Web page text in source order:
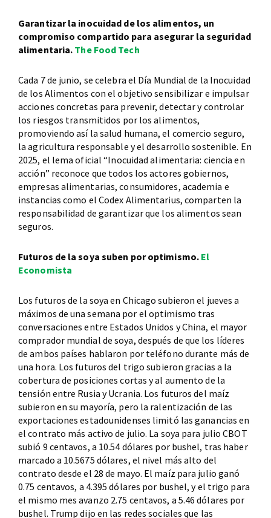
Garantizar la inocuidad de los alimentos, un
compromiso compartido para asegurar la seguridad
alimentaria. The Food Tech
Cada 7 de junio, se celebra el Día Mundial de la Inocuidad
de los Alimentos con el objetivo sensibilizar e impulsar
acciones concretas para prevenir, detectar y controlar
los riesgos transmitidos por los alimentos,
promoviendo así la salud humana, el comercio seguro,
la agricultura responsable y el desarrollo sostenible. En
2025, el lema oficial “Inocuidad alimentaria: ciencia en
acción” reconoce que todos los actores gobiernos,
empresas alimentarias, consumidores, academia e
instancias como el Codex Alimentarius, comparten la
responsabilidad de garantizar que los alimentos sean
seguros.
Futuros de la soya suben por optimismo. El
Economista
Los futuros de la soya en Chicago subieron el jueves a
máximos de una semana por el optimismo tras
conversaciones entre Estados Unidos y China, el mayor
comprador mundial de soya, después de que los líderes
de ambos países hablaron por teléfono durante más de
una hora. Los futuros del trigo subieron gracias a la
cobertura de posiciones cortas y al aumento de la
tensión entre Rusia y Ucrania. Los futuros del maíz
subieron en su mayoría, pero la ralentización de las
exportaciones estadounidenses limitó las ganancias en
el contrato más activo de julio. La soya para julio CBOT
subió 9 centavos, a 10.54 dólares por bushel, tras haber
marcado a 10.5675 dólares, el nivel más alto del
contrato desde el 28 de mayo. El maíz para julio ganó
0.75 centavos, a 4.395 dólares por bushel, y el trigo para
el mismo mes avanzo 2.75 centavos, a 5.46 dólares por
bushel. Trump dijo en las redes sociales que las